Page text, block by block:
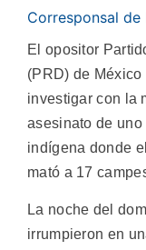
Corresponsal de
El opositor
(PRD) de
investigar con la
asesinato de
indígena donde
mató a 17
La noche del
irrumpieron en